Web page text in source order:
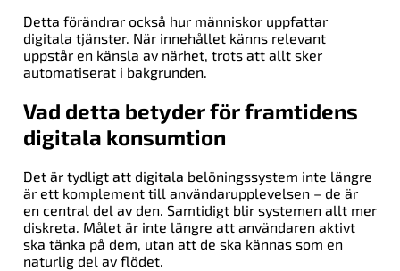
Detta förändrar också hur människor uppfattar
digitala tjänster. När innehållet känns relevant
uppstår en känsla av närhet, trots att allt sker
automatiserat i bakgrunden.
Vad detta betyder för framtidens
digitala konsumtion
Det är tydligt att digitala belöningssystem inte längre
är ett komplement till användarupplevelsen – de är
en central del av den. Samtidigt blir systemen allt mer
diskreta. Målet är inte längre att användaren aktivt
ska tänka på dem, utan att de ska kännas som en
naturlig del av flödet.